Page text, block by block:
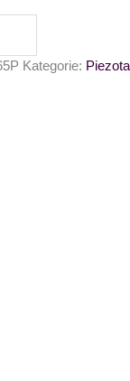
Kategorie: